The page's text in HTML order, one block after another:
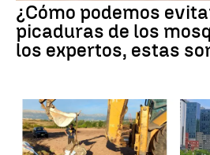
¿Cómo podemos
picaduras de los
los expertos, estas